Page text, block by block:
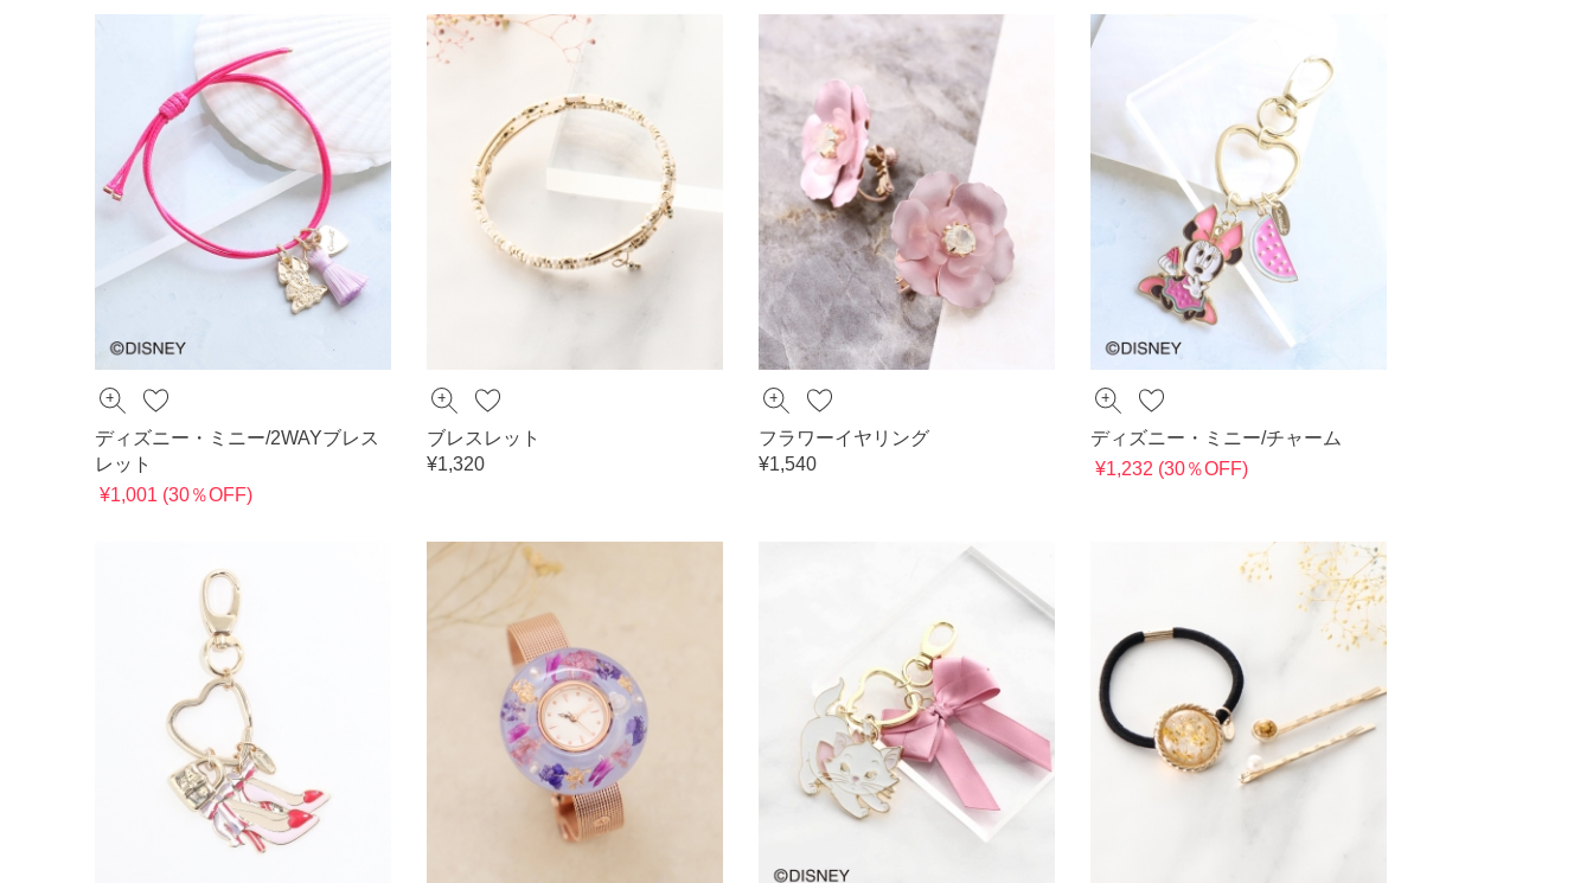
ディズニー・ミニー/2WAYブレス
レット
¥1,001 (30％OFF)
ブレスレット
¥1,320
フラワーイヤリング
¥1,540
ディズニー・ミニー/チャーム
¥1,232 (30％OFF)